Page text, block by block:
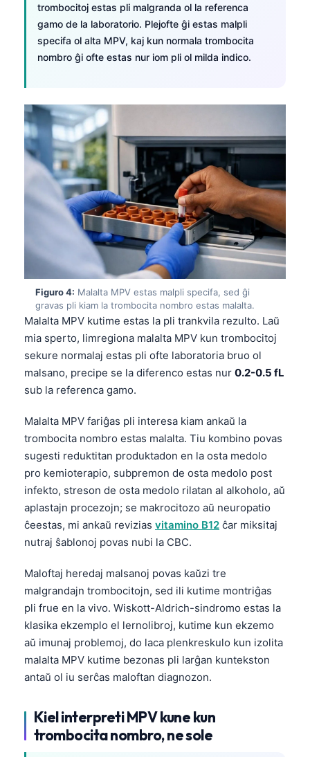
trombocitoj estas pli malgranda ol la referenca
gamo de la laboratorio. Plejofte ĝi estas malpli
specifa ol alta MPV, kaj kun normala trombocita
nombro ĝi ofte estas nur iom pli ol milda indico.
Figuro 4: Malalta MPV estas malpli specifa, sed ĝi
gravas pli kiam la trombocita nombro estas malalta.
Malalta MPV kutime estas la pli trankvila rezulto. Laŭ
mia sperto, limregiona malalta MPV kun trombocitoj
sekure normalaj estas pli ofte laboratoria bruo ol
malsano, precipe se la diferenco estas nur 0.2-0.5 fL
sub la referenca gamo.
Malalta MPV fariĝas pli interesa kiam ankaŭ la
trombocita nombro estas malalta. Tiu kombino povas
sugesti reduktitan produktadon en la osta medolo
pro kemioterapio, subpremon de osta medolo post
infekto, streson de osta medolo rilatan al alkoholo, aŭ
aplastajn procezojn; se makrocitozo aŭ neuropatio
ĉeestas, mi ankaŭ revizias vitamino B12 ĉar miksitaj
nutraj ŝablonoj povas nubi la CBC.
Maloftaj heredaj malsanoj povas kaŭzi tre
malgrandajn trombocitojn, sed ili kutime montriĝas
pli frue en la vivo. Wiskott-Aldrich-sindromo estas la
klasika ekzemplo el lernolibroj, kutime kun ekzemo
aŭ imunaj problemoj, do laca plenkreskulo kun izolita
malalta MPV kutime bezonas pli larĝan kuntekston
antaŭ ol iu serĉas maloftan diagnozon.
Kiel interpreti MPV kune kun
trombocita nombro, ne sole